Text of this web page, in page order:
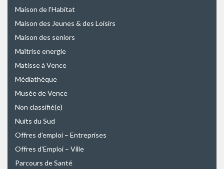
Maison de l'Habitat
Maison des Jeunes & des Loisirs
Maison des seniors
Maîtrise energie
Matisse à Vence
Médiathèque
Musée de Vence
Non classifié(e)
Nuits du Sud
Offres d'emploi – Entreprises
Offres d'Emploi – Ville
Parcours de Santé